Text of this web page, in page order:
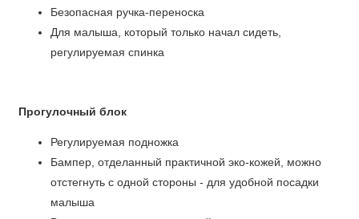
Безопасная ручка-переноска
Для малыша, который только начал сидеть,
регулируемая спинка
Прогулочный блок
Регулируемая подножка
Бампер, отделанный практичной эко-кожей, можно
отстегнуть с одной стороны - для удобной посадки
малыша